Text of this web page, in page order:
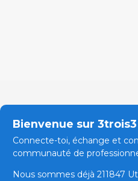
Bienvenue sur 3trois3
Connecte-toi, échange et
communauté de
Nous sommes déjà 211847